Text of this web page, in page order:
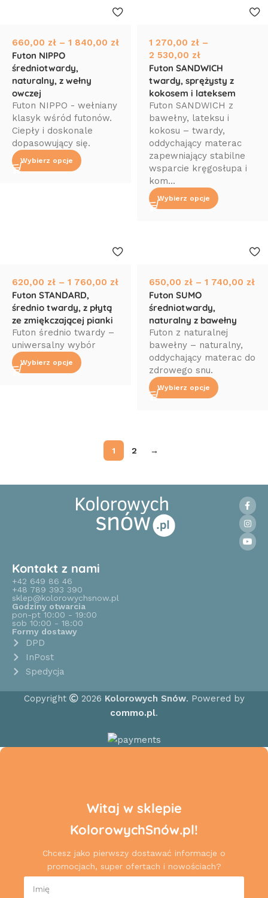
660,00 zł – 1 840,00 zł
Futon NIPPO
średniotwardy,
naturalny, z wełny
owczej
Futon NIPPO - wełniany
klasyk wśród futonów.
Ciepły i doskonale
dopasowujący się.
Wybierz opcje
1 270,00 zł –
2 530,00 zł
Futon SANDWICH
twardy, sprężysty z
kokosem i lateksem
Futon SANDWICH z
bawełny, lateksu i
kokosu – twardy,
oddychający materac
zapewniający stabilne
wsparcie kręgosłupa i
kom...
Wybierz opcje
620,00 zł – 1 760,00 zł
Futon STANDARD,
średnio twardy, z płytą
ze zmiękczającej pianki
Futon średnio twardy –
uniwersalny wybór
Wybierz opcje
650,00 zł – 1 740,00 zł
Futon SUMO
średniotwardy,
naturalny z bawełny
Futon z naturalnej
bawełny – naturalny,
oddychający materac do
zdrowego snu.
Wybierz opcje
1 2 →
Kontakt z nami
+42 649 86 46
+48 789 393 390
sklep@kolorowychsnow.pl
Godziny otwarcia
pon-pt 10:00 - 19:00
sob 10:00 - 18:00
Formy dostawy
DPD
InPost
Spedycja
Copyright 2026 Kolorowych Snów. Powered by
commo.pl.
Witaj w sklepie
KolorowychSnów.pl!
Chcesz jako pierwszy dostawać informacje o
promocjach, super ofertach i nowościach?